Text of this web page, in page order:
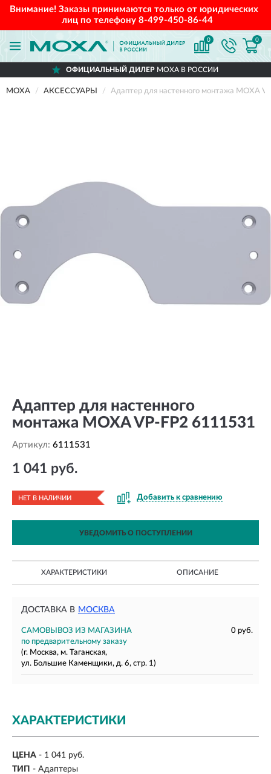
Внимание! Заказы принимаются только от юридических
лиц по телефону 8-499-450-86-44
0 0
ОФИЦИАЛЬНЫЙ ДИЛЕРMOXA В РОССИИ
MOXA АКСЕССУАРЫ Адаптер для настенного монтажа MOXA
Адаптер для настенного
монтажа MOXA VP-FP2 6111531
Артикул: 6111531
1 041 руб.
НЕТ В НАЛИЧИИ Добавить к сравнению
УВЕДОМИТЬ О ПОСТУПЛЕНИИ
ХАРАКТЕРИСТИКИ ОПИСАНИЕ
ДОСТАВКА В МОСКВА
САМОВЫВОЗ ИЗ МАГАЗИНА
0 руб.
по предварительному заказу
(г. Москва, м. Таганская,
ул. Большие Каменщики, д. 6, стр. 1)
ХАРАКТЕРИСТИКИ
ЦЕНА - 1 041 руб.
ТИП - Адаптеры